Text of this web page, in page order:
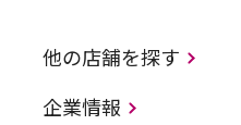
他の店舗を探す
企業情報